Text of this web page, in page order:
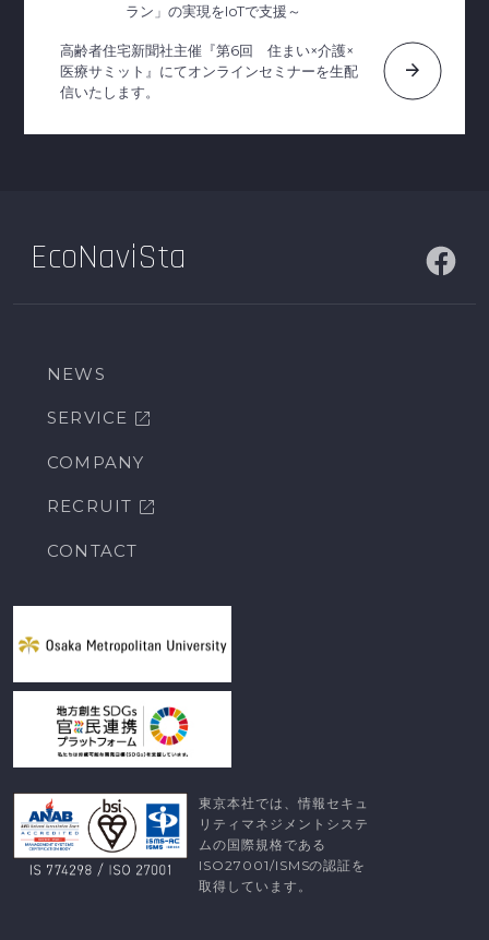
ラン」の実現をIoTで支援～
高齢者住宅新聞社主催『第6回 住まい×介護×
医療サミット』にてオンラインセミナーを生配
信いたします。
arrow_forward
EcoNaviSta
NEWS
SERVICE
COMPANY
RECRUIT
CONTACT
東京本社では、情報セキュ
リティマネジメントシステ
ムの国際規格である
ISO27001/ISMSの認証を
取得しています。